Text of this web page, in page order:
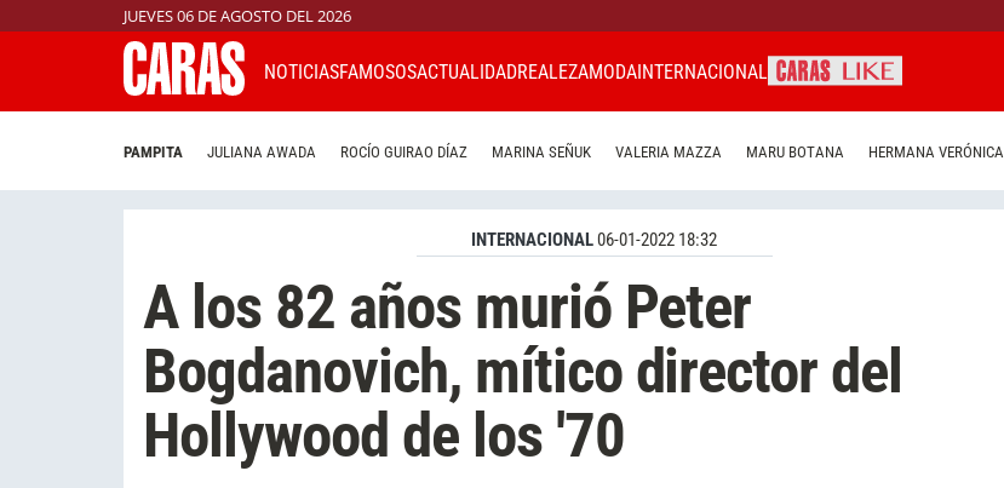
JUEVES 06 DE AGOSTO DEL 2026
NOTICIASFAMOSOSACTUALIDADREALEZAMODAINTERNACIONAL
PAMPITA JULIANA AWADA ROCÍO GUIRAO DÍAZ MARINA SEÑUK VALERIA MAZZA MARU BOTANA HERMANA VERÓNICA
INTERNACIONAL06-01-2022 18:32
A los 82 años murió Peter
Bogdanovich, mítico director del
Hollywood de los '70